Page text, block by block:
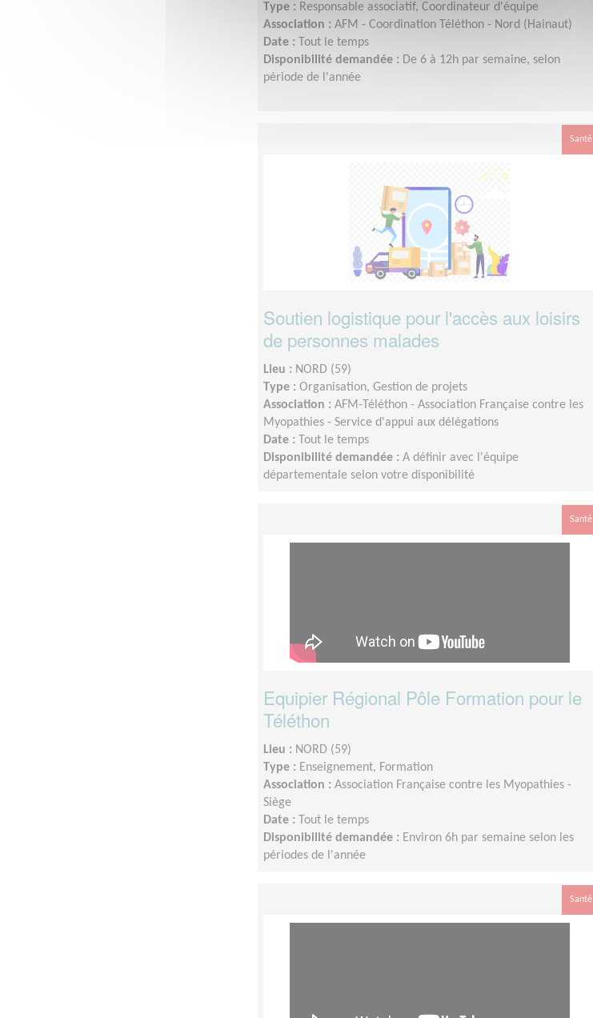
Type : Responsable associatif, Coordinateur d'équipe
Association : AFM - Coordination Téléthon - Nord (Hainaut)
Date :
Tout le temps
Disponibilité demandée : De 6 à 12h par semaine, selon
période de l'année
Santé
Soutien logistique pour l'accès aux loisirs
de personnes malades
Lieu : NORD (59)
Type : Organisation, Gestion de projets
Association : AFM-Téléthon - Association Française contre les
Myopathies - Service d'appui aux délégations
Date :
Tout le temps
Disponibilité demandée : A définir avec l'équipe
départementale selon votre disponibilité
Santé
Equipier Régional Pôle Formation pour le
Téléthon
Lieu : NORD (59)
Type : Enseignement, Formation
Association : Association Française contre les Myopathies -
Siège
Date :
Tout le temps
Disponibilité demandée : Environ 6h par semaine selon les
périodes de l'année
Santé